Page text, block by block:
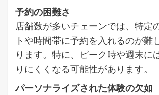
予約の困難さ
店舗数が多いチェーンでは、特定
トや時間帯に予約を入れるのが難
ります。特に、ピーク時や週末に
りにくくなる可能性があります。
パーソナライズされた体験の欠如